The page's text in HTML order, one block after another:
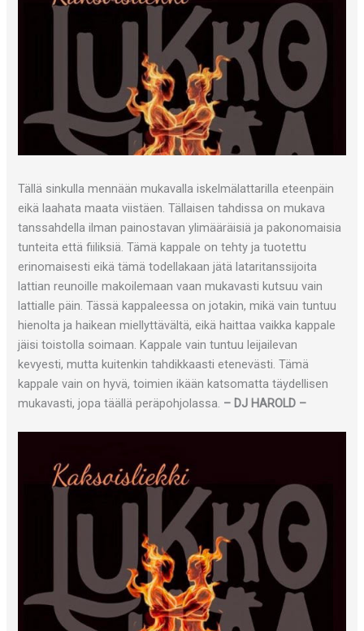
Tällä sinkulla mennään mukavalla iskelmälattarilla eteenpäin
eikä laahata maata viistäen. Tällaisen tahdissa on mukava
tanssahdella ilman painostavan ylimääräisiä ja pakonomaisia
tunteita että fiiliksiä. Tämä kappale on tehty ja tuotettu
erinomaisesti eikä tämä todellakaan jätä lataritanssijoita
lattian reunoille makoilemaan vaan mukavasti kutsuu vain
lattialle päin. Tässä kappaleessa on jotakin, mikä vain tuntuu
hienolta ja haikean miellyttävältä, eikä haittaa vaikka kappale
jäisi toistolla soimaan. Kappale vain tuntuu leijailevan
kevyesti, mutta kuitenkin tahdikkaasti etenevästi. Tämä
kappale vain on hyvä, toimien ikään katsomatta täydellisen
mukavasti, jopa täällä peräpohjolassa. – DJ HAROLD –